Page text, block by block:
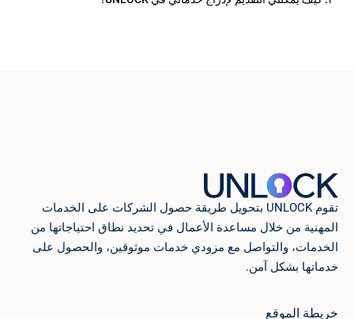
تقوم UNLOCK بتحويل طريقة حصول الشركات على الخدمات
المهنية من خلال مساعدة الأعمال في تحديد نطاق احتياجاتها من
الخدمات، والتواصل مع مزودي خدمات موثوقين، والحصول على
خدماتها بشكل آمن.
خريطة الموقع